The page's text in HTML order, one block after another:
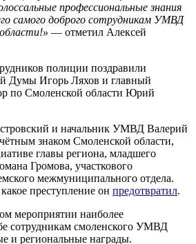
профессиональные знания
самого доброго сотрудникам УМВД
— отметил Алексей
полиции поздравили
Думы Игорь Ляхов и главный
по Смоленской области Юрий
и начальник УМВД Валерий
знаком Смоленской области,
главы региона, младшего
Громова, участкового
межмуниципального отдела.
преступление он предотвратил.
мероприятии наиболее
сотрудникам смоленского УМВД
и региональные награды.